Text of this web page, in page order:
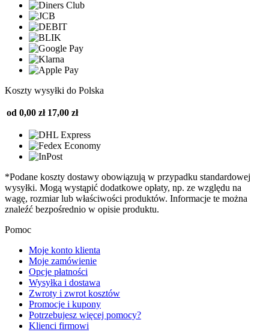
Koszty wysyłki do Polska
od 0,00 zł 17,00 zł
*Podane koszty dostawy obowiązują w przypadku standardowej
wysyłki. Mogą wystąpić dodatkowe opłaty, np. ze względu na
wagę, rozmiar lub właściwości produktów. Informacje te można
znaleźć bezpośrednio w opisie produktu.
Pomoc
Moje konto klienta
Moje zamówienie
Opcje płatności
Wysyłka i dostawa
Zwroty i zwrot kosztów
Promocje i kupony
Potrzebujesz więcej pomocy?
Klienci firmowi